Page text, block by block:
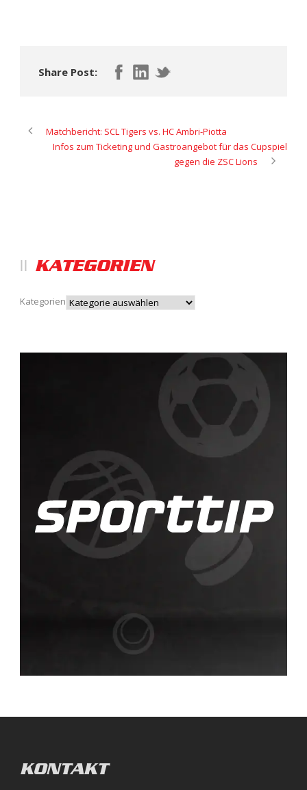
Share Post:
Matchbericht: SCL Tigers vs. HC Ambri-Piotta
Infos zum Ticketing und Gastroangebot für das Cupspiel
gegen die ZSC Lions
KATEGORIEN
Kategorien
KONTAKT